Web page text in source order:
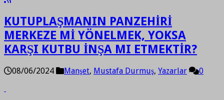
KUTUPLAŞMANIN PANZEHİRİ
MERKEZE Mİ YÖNELMEK, YOKSA
KARŞI KUTBU İNŞA MI ETMEKTİR?
08/06/2024 Manşet, Mustafa Durmuş, Yazarlar 0